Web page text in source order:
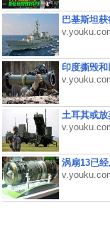
巴基斯坦
印度撕毁
土耳其或
涡扇13已